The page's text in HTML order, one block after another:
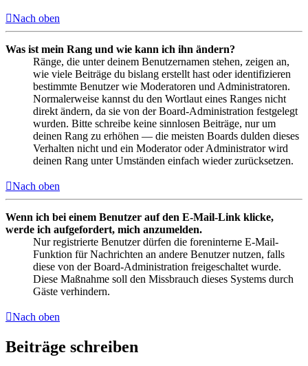
Nach oben
Was ist mein Rang und wie kann ich ihn ändern?
Ränge, die unter deinem Benutzernamen stehen, zeigen an,
wie viele Beiträge du bislang erstellt hast oder identifizieren
bestimmte Benutzer wie Moderatoren und Administratoren.
Normalerweise kannst du den Wortlaut eines Ranges nicht
direkt ändern, da sie von der Board-Administration festgelegt
wurden. Bitte schreibe keine sinnlosen Beiträge, nur um
deinen Rang zu erhöhen — die meisten Boards dulden dieses
Verhalten nicht und ein Moderator oder Administrator wird
deinen Rang unter Umständen einfach wieder zurücksetzen.
Nach oben
Wenn ich bei einem Benutzer auf den E-Mail-Link klicke,
werde ich aufgefordert, mich anzumelden.
Nur registrierte Benutzer dürfen die foreninterne E-Mail-
Funktion für Nachrichten an andere Benutzer nutzen, falls
diese von der Board-Administration freigeschaltet wurde.
Diese Maßnahme soll den Missbrauch dieses Systems durch
Gäste verhindern.
Nach oben
Beiträge schreiben